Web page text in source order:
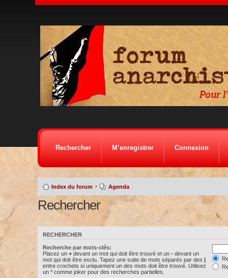
Rechercher M’enregistrer Connexion
Index du forum • Agenda
Rechercher
RECHERCHER
Recherche par mots-clés:
Placez un +devant un mot qui doit être trouvé et un -devant un
mot qui doit être exclu. Tapez une suite de mots séparés par des |
entre crochets si uniquement un des mots doit être trouvé. Utilisez
un * comme joker pour des recherches partielles.